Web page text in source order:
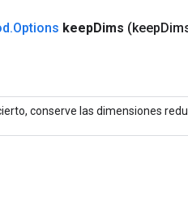
.Options keepDims (keep
conserve las dimensiones